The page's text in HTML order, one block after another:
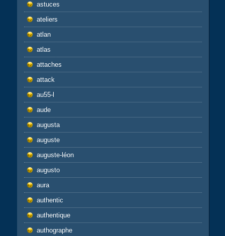
astuces
ateliers
atlan
atlas
attaches
attack
au55-l
aude
augusta
auguste
auguste-léon
augusto
aura
authentic
authentique
authographe